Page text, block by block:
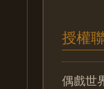
授權
偶戲世